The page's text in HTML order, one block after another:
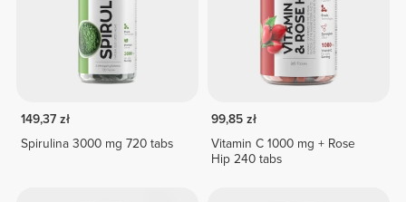
149,37 zł
Spirulina 3000 mg 720 tabs
99,85 zł
Vitamin C 1000 mg + Rose
Hip 240 tabs